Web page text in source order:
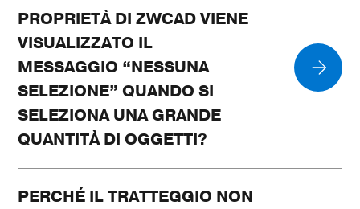
PROPRIETÀ DI ZWCAD VIENE
VISUALIZZATO IL
MESSAGGIO “NESSUNA
SELEZIONE” QUANDO SI
SELEZIONA UNA GRANDE
QUANTITÀ DI OGGETTI?
PERCHÉ IL TRATTEGGIO NON